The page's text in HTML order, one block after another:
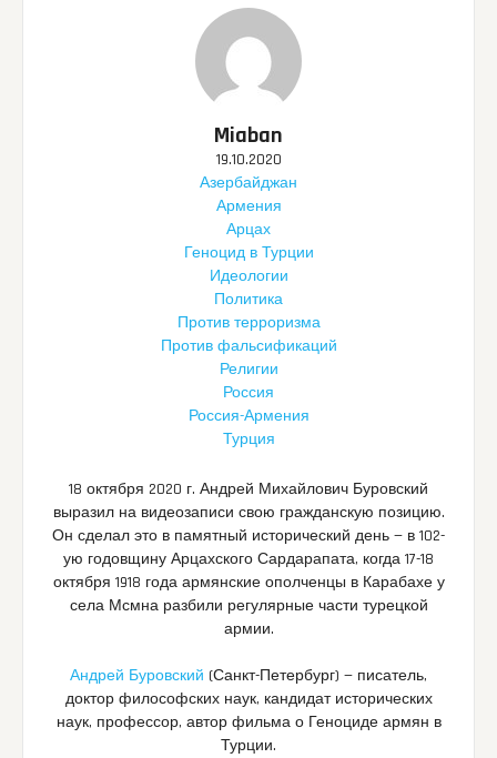
Miaban
19.10.2020
Азербайджан
Армения
Арцах
Геноцид в Турции
Идеологии
Политика
Против терроризма
Против фальсификаций
Религии
Россия
Россия-Армения
Турция
18 октября 2020 г. Андрей Михайлович Буровский
выразил на видеозаписи свою гражданскую позицию.
Он сделал это в памятный исторический день — в 102-
ую годовщину Арцахского Сардарапата, когда 17-18
октября 1918 года армянские ополченцы в Карабахе у
села Мсмна разбили регулярные части турецкой
армии.
Андрей Буровский (Санкт-Петербург) — писатель,
доктор философских наук, кандидат исторических
наук, профессор, автор фильма о Геноциде армян в
Турции.